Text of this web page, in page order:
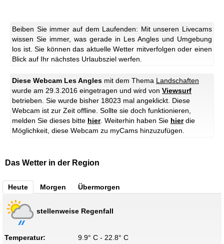
Beiben Sie immer auf dem Laufenden: Mit unseren Livecams
wissen Sie immer, was gerade in Les Angles und Umgebung
los ist. Sie können das aktuelle Wetter mitverfolgen oder einen
Blick auf Ihr nächstes Urlaubsziel werfen.
Diese Webcam Les Angles mit dem Thema Landschaften
wurde am 29.3.2016 eingetragen und wird von Viewsurf
betrieben. Sie wurde bisher 18023 mal angeklickt. Diese
Webcam ist zur Zeit offline. Sollte sie doch funktionieren,
melden Sie dieses bitte hier. Weiterhin haben Sie hierdie
Möglichkeit, diese Webcam zu myCams hinzuzufügen.
Das Wetter in der Region
Heute Morgen Übermorgen
stellenweise Regenfall
Temperatur:
9.9° C - 22.8° C